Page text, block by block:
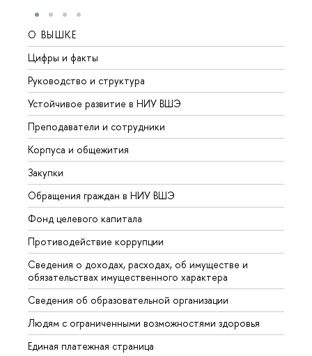
О ВЫШКЕ
Цифры и факты
Руководство и структура
Устойчивое развитие в НИУ ВШЭ
Преподаватели и сотрудники
Корпуса и общежития
Закупки
Обращения граждан в НИУ ВШЭ
Фонд целевого капитала
Противодействие коррупции
Сведения о доходах, расходах, об имуществе и
обязательствах имущественного характера
Сведения об образовательной организации
Людям с ограниченными возможностями здоровья
Единая платежная страница